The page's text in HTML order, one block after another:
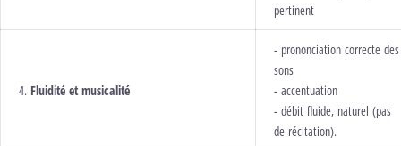
pertinent
4. Fluidité et musicalité
- prononciation correcte des
sons
- accentuation
- débit fluide, naturel (pas
de récitation).